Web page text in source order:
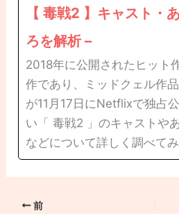
【 毒戦2 】キャスト・
ろを解析 –
2018年に公開されたヒット
作であり、ミッドクェル作
が11月17日にNetflixで独占
い「 毒戦2 」のキャストや
などについて詳しく調べてみ
前